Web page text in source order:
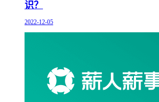
识？
2022-12-05